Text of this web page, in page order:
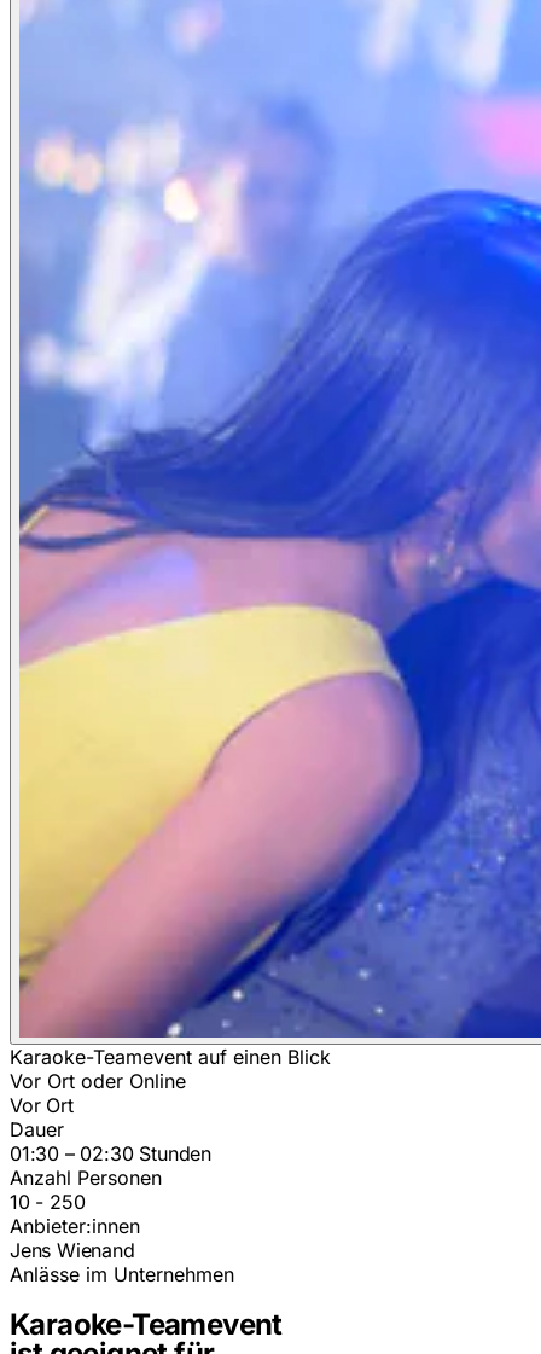
Karaoke-Teamevent auf einen Blick
Vor Ort oder Online
Vor Ort
Dauer
01:30 – 02:30 Stunden
Anzahl Personen
10 - 250
Anbieter:innen
Jens Wienand
Anlässe im Unternehmen
Karaoke-Teamevent